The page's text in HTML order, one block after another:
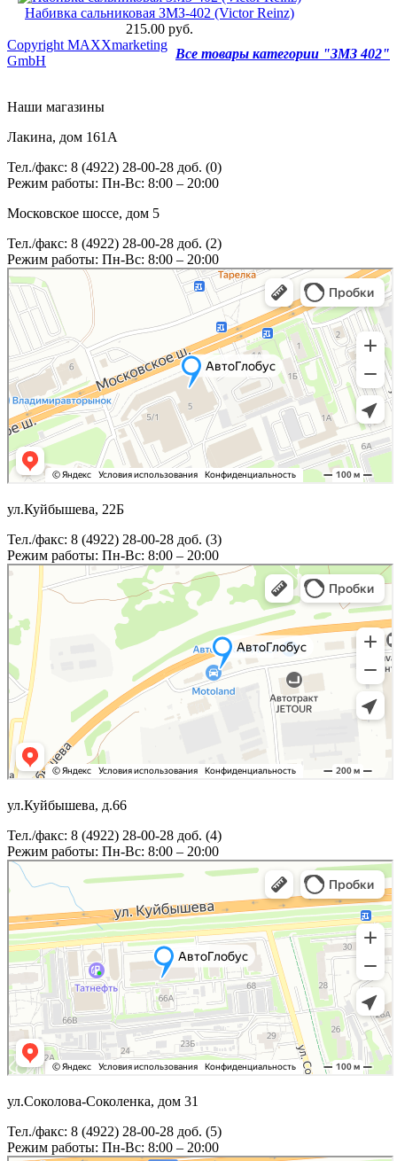
Набивка сальниковая ЗМЗ-402 (Victor Reinz)
215.00 руб.
Все товары категории "ЗМЗ 402"
Copyright MAXXmarketing
GmbH
Наши магазины
Лакина, дом 161А
Тел./факс: 8 (4922) 28-00-28 доб. (0)
Режим работы: Пн-Вс: 8:00 – 20:00
Московское шоссе, дом 5
Тел./факс: 8 (4922) 28-00-28 доб. (2)
Режим работы: Пн-Вс: 8:00 – 20:00
ул.Куйбышева, 22Б
Тел./факс: 8 (4922) 28-00-28 доб. (3)
Режим работы: Пн-Вс: 8:00 – 20:00
ул.Куйбышева, д.66
Тел./факс: 8 (4922) 28-00-28 доб. (4)
Режим работы: Пн-Вс: 8:00 – 20:00
ул.Соколова-Соколенка, дом 31
Тел./факс: 8 (4922) 28-00-28 доб. (5)
Режим работы: Пн-Вс: 8:00 – 20:00